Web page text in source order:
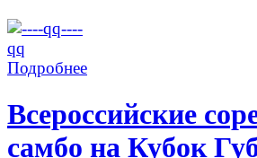
Подробнее
Всероссийские
самбо на Кубок